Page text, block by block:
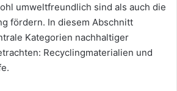
umweltfreundlich sind als auch die
fördern. In diesem Abschnitt
Kategorien nachhaltiger
Recyclingmaterialien und